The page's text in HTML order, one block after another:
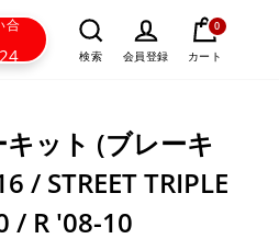
合
検索 会員登録 カート
0
ット (ブレーキ
/ STREET TRIPLE
/ R '08-10